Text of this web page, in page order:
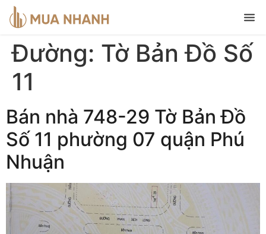
Đường: Tờ Bản Đồ Số
11
Bán nhà 748-29 Tờ Bản Đồ
Số 11 phường 07 quận Phú
Nhuận